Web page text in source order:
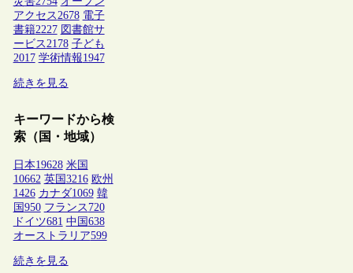
アクセス2678 電子
書籍2227 図書館サ
ービス2178 子ども
2017 学術情報1947
続きを見る
キーワードから検
索（国・地域）
日本19628 米国
10662 英国 3216 欧州
1426 カナダ1069 韓
国 950 フランス 720
ドイツ681 中国 638
オーストラリア599
続きを見る